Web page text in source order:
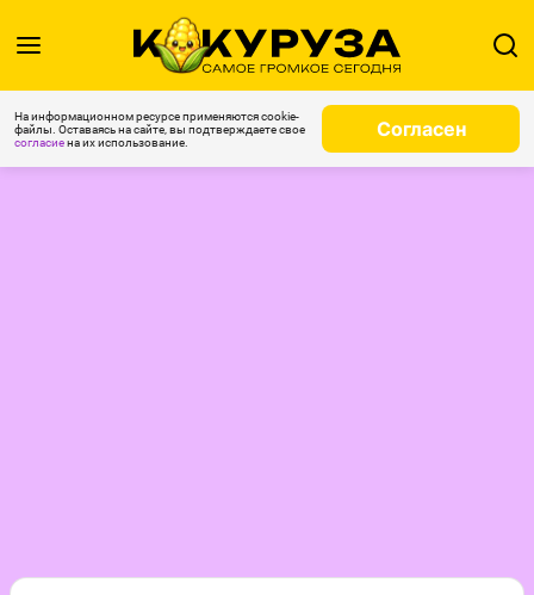
На информационном ресурсе применяются cookie-
файлы. Оставаясь на сайте, вы подтверждаете свое
согласиена их использование.
Согласен